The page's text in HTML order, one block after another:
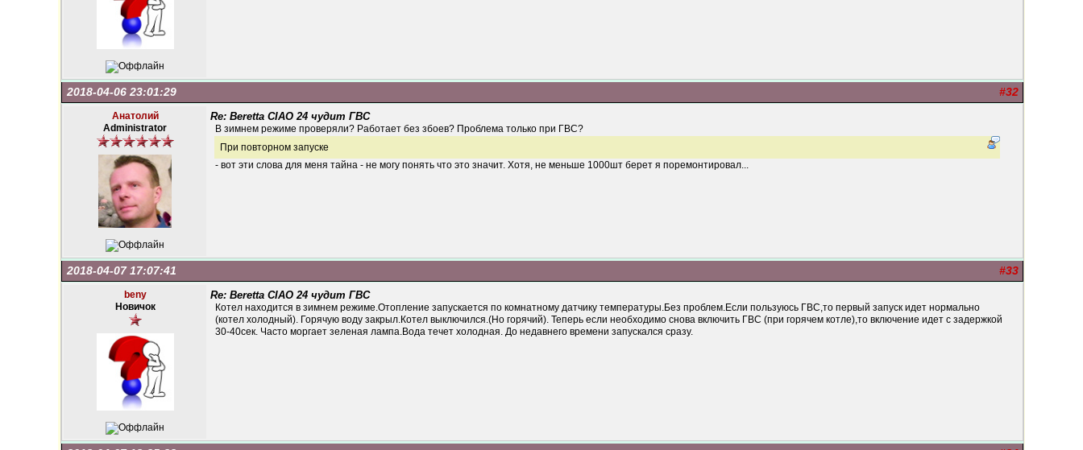
#32
2018-04-06 23:01:29
Анатолий
Administrator
Re: Beretta CIAO 24 чудит ГВС
В зимнем режиме проверяли? Работает без збоев? Проблема только при ГВС?
При повторном запуске
- вот эти слова для меня тайна - не могу понять что это значит. Хотя, не меньше 1000шт берет я поремонтировал...
#33
2018-04-07 17:07:41
beny
Новичок
Re: Beretta CIAO 24 чудит ГВС
Котел находится в зимнем режиме.Отопление запускается по комнатному датчику температуры.Без проблем.Если пользуюсь ГВС,то первый запуск идет нормально
(котел холодный). Горячую воду закрыл.Котел выключился.(Но горячий). Теперь если необходимо снова включить ГВС (при горячем котле),то включение идет с задержкой
30-40сек. Часто моргает зеленая лампа.Вода течет холодная. До недавнего времени запускался сразу.